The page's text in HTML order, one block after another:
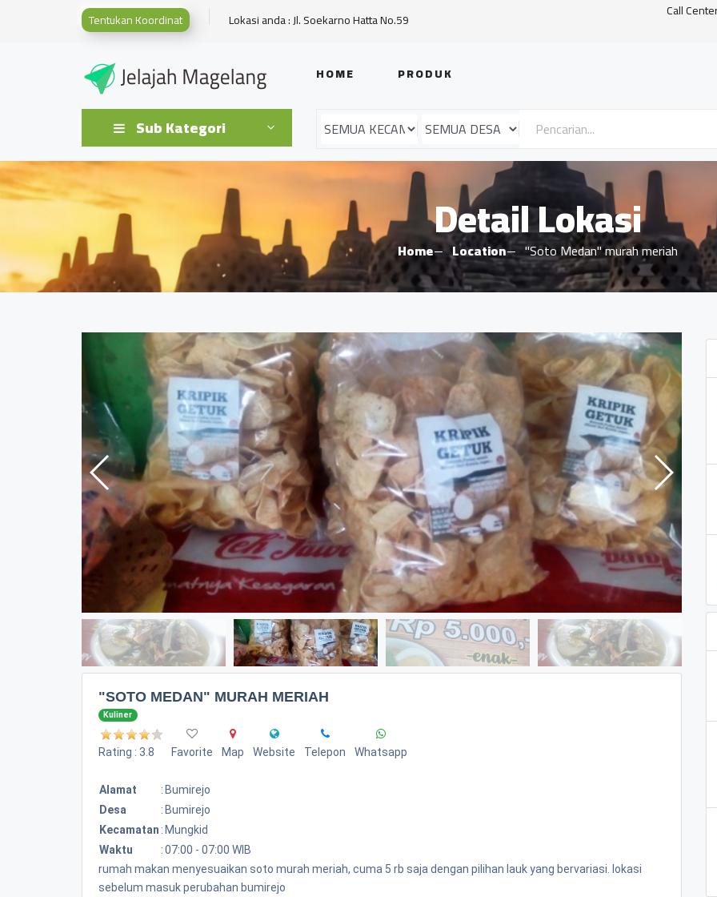
Tentukan Koordinat Lokasi anda : Jl. Soekarno Hatta No.59 Call
HOME PRODUK
Sub Kategori
Detail Lokasi
Home Location "Soto Medan" murah meriah
"SOTO MEDAN" MURAH MERIAH
Kuliner
Rating : 3.8 Favorite Map Website Telepon Whatsapp
Alamat : Bumirejo
Desa
: Bumirejo
Kecamatan : Mungkid
Waktu
:07:00 - 07:00 WIB
rumah makan menyesuaikan soto murah meriah, cuma 5 rb saja dengan pilihan lauk yang bervariasi. lokasi
sebelum masuk perubahan bumirejo